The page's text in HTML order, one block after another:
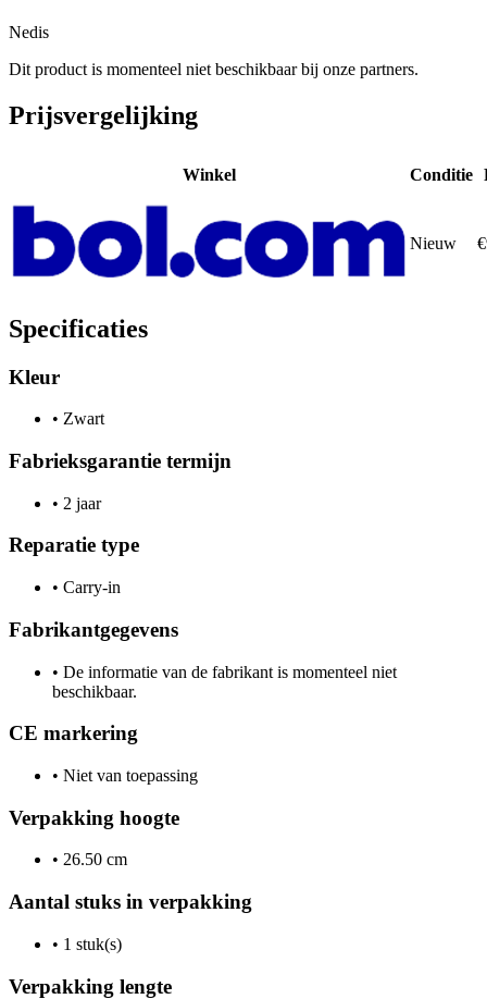
Nedis
Dit product is momenteel niet beschikbaar bij onze partners.
Prijsvergelijking
Winkel Conditie
Nieuw
Specificaties
Kleur
• Zwart
Fabrieksgarantie termijn
• 2 jaar
Reparatie type
• Carry-in
Fabrikantgegevens
• De informatie van de fabrikant is momenteel niet
beschikbaar.
CE markering
• Niet van toepassing
Verpakking hoogte
• 26.50 cm
Aantal stuks in verpakking
• 1 stuk(s)
Verpakking lengte